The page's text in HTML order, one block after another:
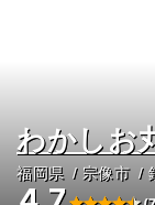
わかしお
福岡県 宗像市